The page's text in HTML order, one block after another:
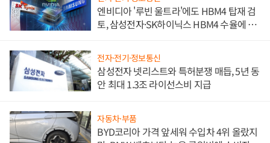
엔비디아 '루빈 울트라'에도 HBM4 탑재 검
토, 삼성전자·SK하이닉스 HBM4 수율에 주
전자·전기·정보통신
삼성전자 넷리스트와 특허분쟁 매듭, 5년 동
안 최대 1.3조 라이선스비 지급
자동차·부품
BYD코리아 가격 앞세워 수입차 4위 올랐지